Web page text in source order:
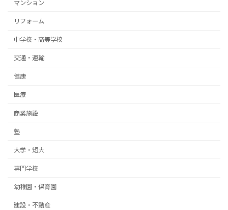
マンション
リフォーム
中学校・高等学校
交通・運輸
健康
医療
商業施設
塾
大学・短大
専門学校
幼稚園・保育園
建設・不動産